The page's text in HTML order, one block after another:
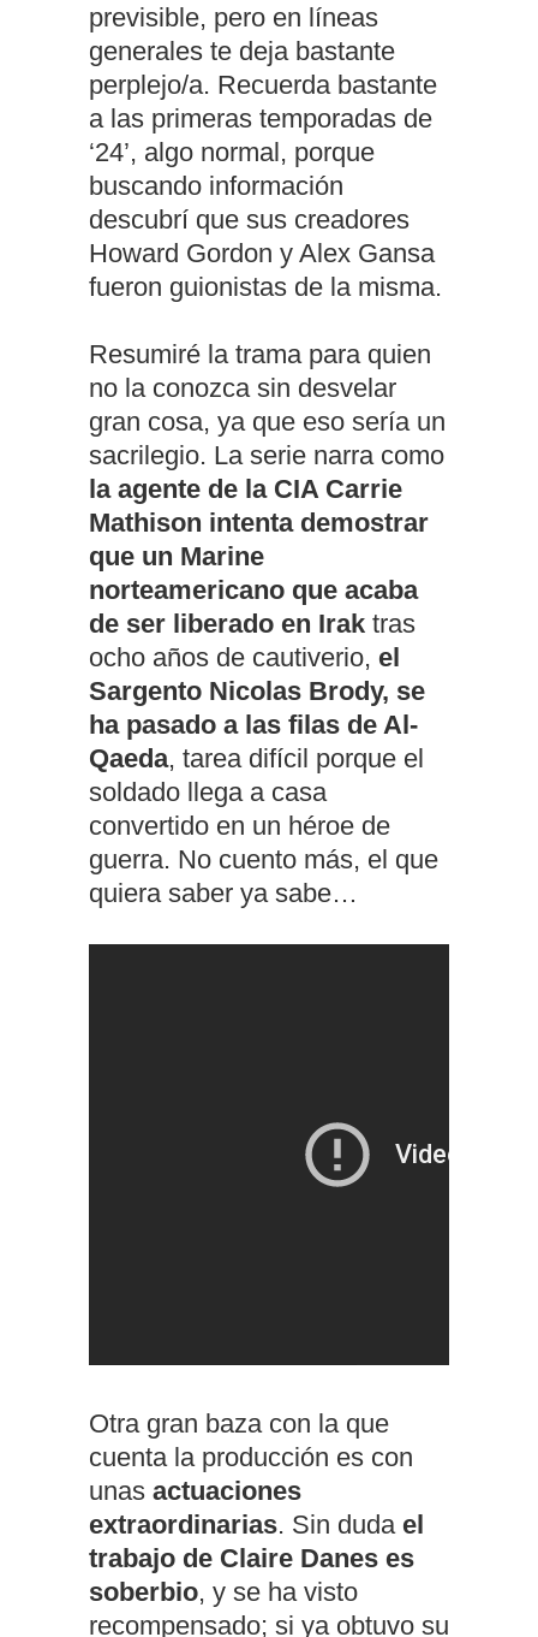
previsible, pero en líneas
generales te deja bastante
perplejo/a. Recuerda bastante
a las primeras temporadas de
‘24’, algo normal, porque
buscando información
descubrí que sus creadores
Howard Gordon y Alex Gansa
fueron guionistas de la misma.
Resumiré la trama para quien
no la conozca sin desvelar
gran cosa, ya que eso sería un
sacrilegio. La serie narra como
la agente de la CIA Carrie
Mathison intenta demostrar
que un Marine
norteamericano que acaba
de ser liberado en Irak tras
ocho años de cautiverio, el
Sargento Nicolas Brody, se
ha pasado a las filas de Al-
Qaeda, tarea difícil porque el
soldado llega a casa
convertido en un héroe de
guerra. No cuento más, el que
quiera saber ya sabe…
Otra gran baza con la que
cuenta la producción es con
unas actuaciones
extraordinarias. Sin duda el
trabajo de Claire Danes es
soberbio, y se ha visto
recompensado; si ya obtuvo su